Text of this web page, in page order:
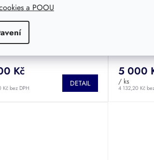
a POOU
poklop A15 s nosností do
pro rouru o průměru
(Wavin Tegra 425).
Kč bez DPH
Kč
DETAIL
Basic
4 132,20 Kč
5 000
/ ks